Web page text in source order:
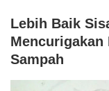
Lebih Baik
Mencurigakan
Sampah